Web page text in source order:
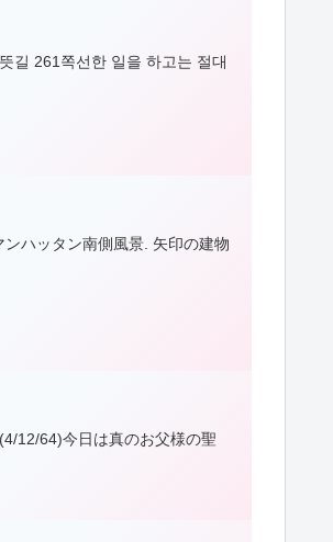
길 261쪽선한 일을 하고는 절대
ハッタン南側風景. 矢印の建物
12/64)今日は真のお父様の聖